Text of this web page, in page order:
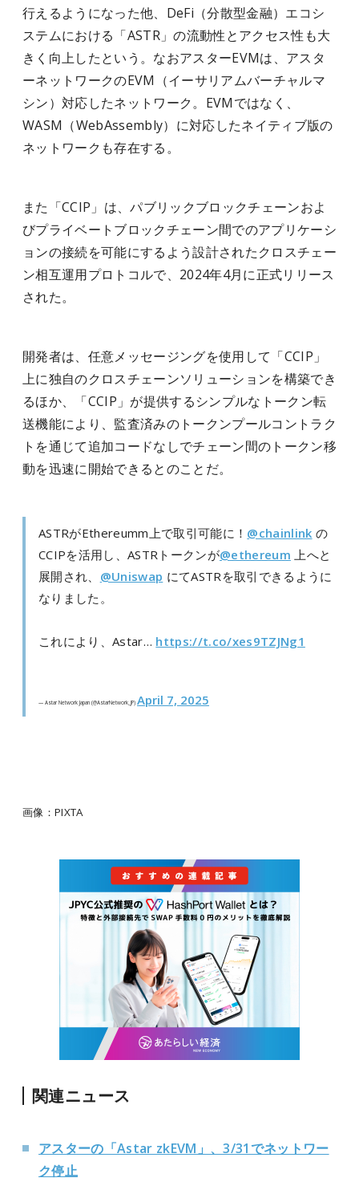
行えるようになった他、DeFi（分散型金融）エコシ
ステムにおける「ASTR」の流動性とアクセス性も大
きく向上したという。なおアスターEVMは、アスタ
ーネットワークのEVM（イーサリアムバーチャルマ
シン）対応したネットワーク。EVMではなく、
WASM（WebAssembly）に対応したネイティブ版の
ネットワークも存在する。
また「CCIP」は、パブリックブロックチェーンおよ
びプライベートブロックチェーン間でのアプリケーシ
ョンの接続を可能にするよう設計されたクロスチェー
ン相互運用プロトコルで、2024年4月に正式リリース
された。
開発者は、任意メッセージングを使用して「CCIP」
上に独自のクロスチェーンソリューションを構築でき
るほか、「CCIP」が提供するシンプルなトークン転
送機能により、監査済みのトークンプールコントラク
トを通じて追加コードなしでチェーン間のトークン移
動を迅速に開始できるとのことだ。
ASTRがEthereumm上で取引可能に！ @chainlink の
CCIPを活用し、ASTRトークンが@ethereum 上へと
展開され、 @Uniswap にてASTRを取引できるように
なりました。
これにより、Astar… https://t.co/xes9TZJNg1
— Astar Network Japan (@AstarNetwork_JP) April 7, 2025
画像：PIXTA
関連ニュース
アスターの「Astar zkEVM」、3/31でネットワー
ク停止